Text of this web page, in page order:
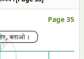
Page 35